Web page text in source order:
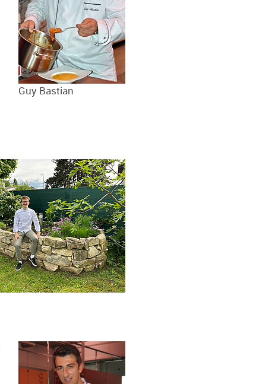
Guy Bastian